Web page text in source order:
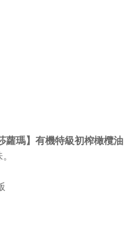
蘿瑪】有機特級初榨橄欖油